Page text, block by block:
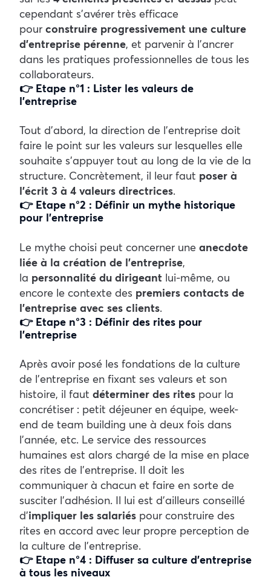
cependant s’avérer très efficace
pour construire progressivement une culture
d’entreprise pérenne, et parvenir à l’ancrer
dans les pratiques professionnelles de tous les
collaborateurs.
👉 Etape n°1 : Lister les valeurs de
l’entreprise
Tout d’abord, la direction de l’entreprise doit
faire le point sur les valeurs sur lesquelles elle
souhaite s’appuyer tout au long de la vie de la
structure. Concrètement, il leur faut poser à
l’écrit 3 à 4 valeurs directrices.
👉 Etape n°2 : Définir un mythe historique
pour l’entreprise
Le mythe choisi peut concerner une anecdote
liée à la création de l’entreprise,
la personnalité du dirigeant lui-même, ou
encore le contexte des premiers contacts de
l’entreprise avec ses clients.
👉 Etape n°3 : Définir des rites pour
l’entreprise
Après avoir posé les fondations de la culture
de l’entreprise en fixant ses valeurs et son
histoire, il faut déterminer des rites pour la
concrétiser : petit déjeuner en équipe, week-
end de team building une à deux fois dans
l’année, etc. Le service des ressources
humaines est alors chargé de la mise en place
des rites de l’entreprise. Il doit les
communiquer à chacun et faire en sorte de
susciter l’adhésion. Il lui est d’ailleurs conseillé
d’impliquer les salariés pour construire des
rites en accord avec leur propre perception de
la culture de l’entreprise.
👉 Etape n°4 : Diffuser sa culture d’entreprise
à tous les niveaux